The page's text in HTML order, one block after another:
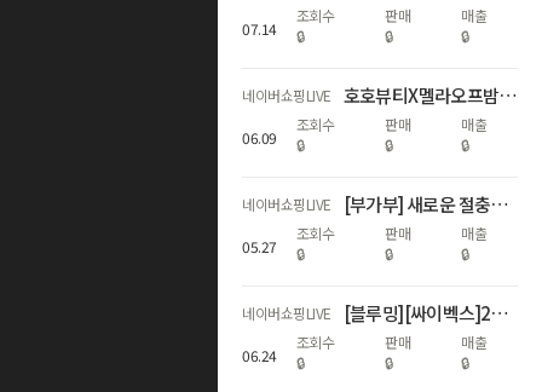
07.14
조회수
🔒
판매
🔒
매출
🔒
네이버쇼핑LIVE 호호뷰티X멜라오프밤 50% 단독 LIVE
06.09
조회수
🔒
판매
🔒
매출
🔒
네이버쇼핑LIVE [부가부] 새로운 절충형 스트롤러 런칭 라이브
05.27
조회수
🔒
판매
🔒
매출
🔒
네이버쇼핑LIVE [블루밍][싸이벡스]26년 ADAC 1위! NEW 제로나Ti 론칭LIVE
06.24
조회수
🔒
판매
🔒
매출
🔒